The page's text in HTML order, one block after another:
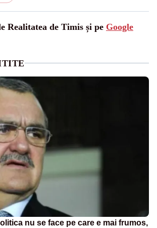
Realitatea de Timis și pe Google
nu se face pe care e mai frumos,